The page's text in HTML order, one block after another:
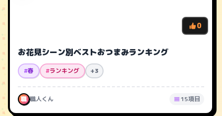
0
お花見シーン別ベストおつまみランキング
#春 #ランキング +3
職 職人くん 15項目